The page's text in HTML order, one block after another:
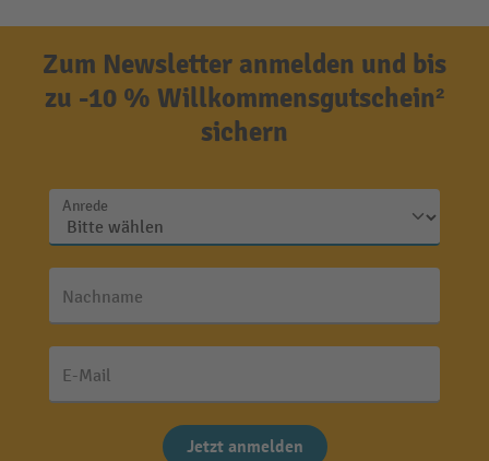
Zum Newsletter anmelden und bis
zu -10 % Willkommensgutschein²
sichern
Anrede
Nachname
E-Mail
Jetzt anmelden